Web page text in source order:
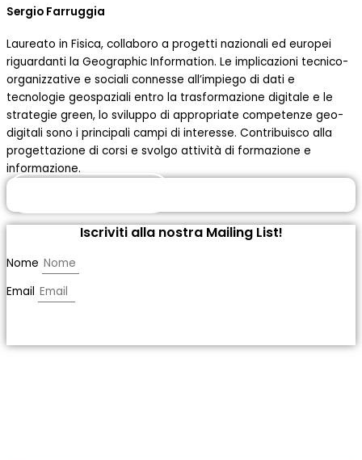
Sergio Farruggia
Laureato in Fisica, collaboro a progetti nazionali ed europei
riguardanti la Geographic Information. Le implicazioni tecnico-
organizzative e sociali connesse all’impiego di dati e
tecnologie geospaziali entro la trasformazione digitale e le
strategie green, lo sviluppo di appropriate competenze geo-
digitali sono i principali campi di interesse. Contribuisco alla
progettazione di corsi e svolgo attività di formazione e
informazione.
Iscriviti alla nostra Mailing List!
Nome
Email